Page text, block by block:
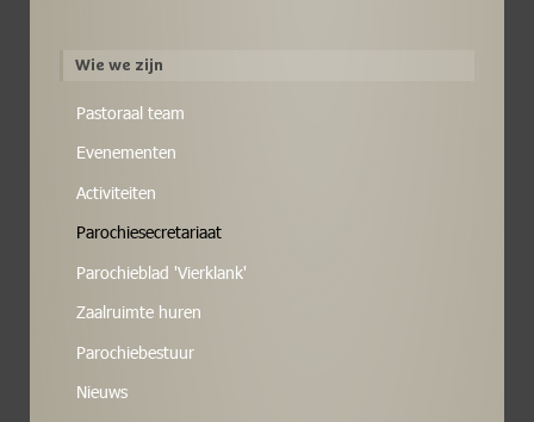
Wie we zijn
Pastoraal team
Evenementen
Activiteiten
Parochiesecretariaat
Parochieblad 'Vierklank'
Zaalruimte huren
Parochiebestuur
Nieuws